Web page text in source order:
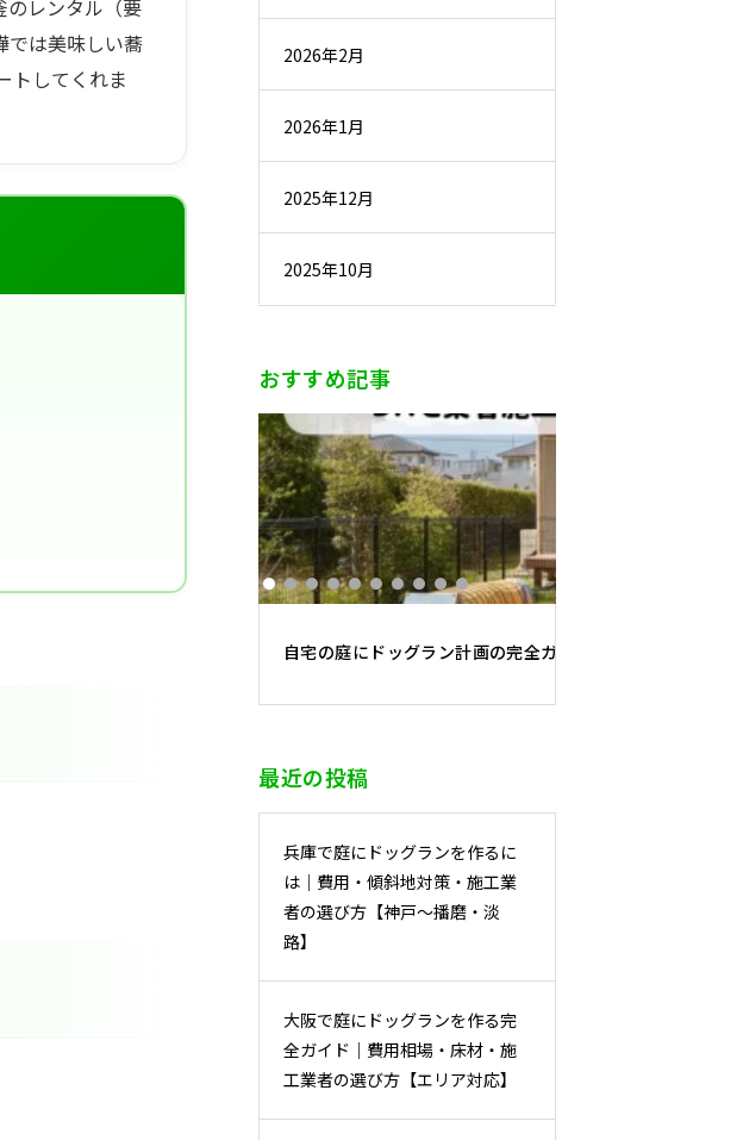
のレンタル（要
では美味しい蕎
トしてくれま
2026年2月
2026年1月
2025年12月
2025年10月
おすすめ記事
自宅の庭にドッグラン計画の完全ガイド：DIYと業者施工
最近の投稿
兵庫で庭にドッグランを作るに
は｜費用・傾斜地対策・施工業
者の選び方【神戸〜播磨・淡
路】
大阪で庭にドッグランを作る完
全ガイド｜費用相場・床材・施
工業者の選び方【エリア対応】